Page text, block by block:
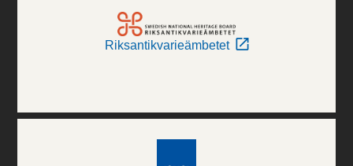
Riksantikvarieämbetet